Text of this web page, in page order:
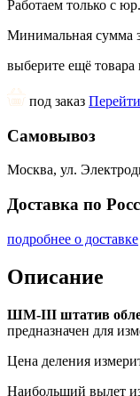
Работаем только с
Минимальная сумма
выберите ещё товара
под заказ
Самовывоз
Москва, ул.
Доставка по
подробнее о доставке
Описание
ШМ-III штатив
предназначен для
Цена деления
Наибольший вылет